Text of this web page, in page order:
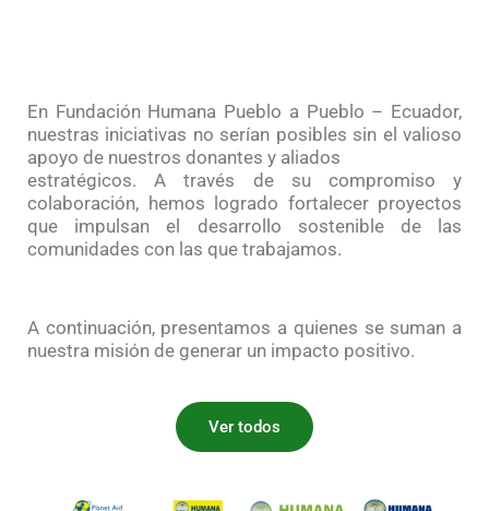
En Fundación Humana Pueblo a Pueblo – Ecuador,
nuestras iniciativas no serían posibles sin el valioso
apoyo de nuestros donantes y aliados
estratégicos. A través de su compromiso y
colaboración, hemos logrado fortalecer proyectos
que impulsan el desarrollo sostenible de las
comunidades con las que trabajamos.
A continuación, presentamos a quienes se suman a
nuestra misión de generar un impacto positivo.
Ver todos